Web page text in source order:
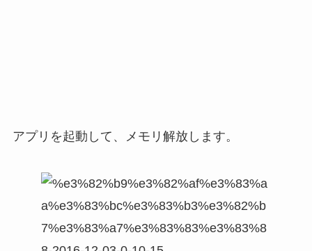
アプリを起動して、メモリ解放します。